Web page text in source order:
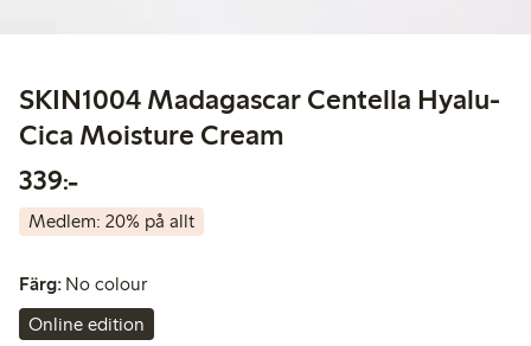
SKIN1004 Madagascar Centella Hyalu-
Cica Moisture Cream
339:-339,00 kr
Medlem: 20% på allt
Färg: No colour
Online edition